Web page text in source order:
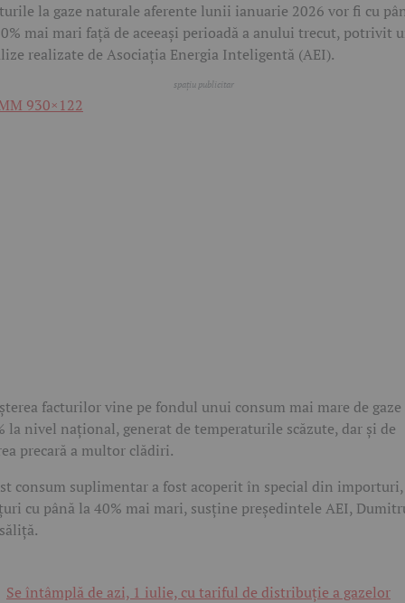
la gaze naturale aferente lunii ianuarie 2026 vor fi cu
mai mari față de aceeași perioadă a anului trecut, potrivit
realizate de Asociația Energia Inteligentă (AEI).
facturilor vine pe fondul unui consum mai mare de gaze
la nivel național, generat de temperaturile scăzute, dar și de
precară a multor clădiri.
consum suplimentar a fost acoperit în special din
cu până la 40% mai mari, susține președintele AEI,
Se întâmplă de azi, 1 iulie, cu tariful de distribuție a gazelor